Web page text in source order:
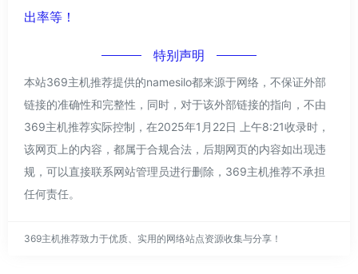
出率等！
特别声明
本站369主机推荐提供的namesilo都来源于网络，不保证外部
链接的准确性和完整性，同时，对于该外部链接的指向，不由
369主机推荐实际控制，在2025年1月22日 上午8:21收录时，
该网页上的内容，都属于合规合法，后期网页的内容如出现违
规，可以直接联系网站管理员进行删除，369主机推荐不承担
任何责任。
369主机推荐致力于优质、实用的网络站点资源收集与分享！